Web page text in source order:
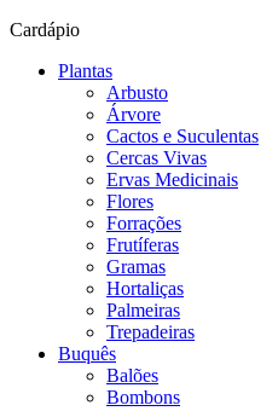
Cardápio
Plantas
Arbusto
Árvore
Cactos e Suculentas
Cercas Vivas
Ervas Medicinais
Flores
Forrações
Frutíferas
Gramas
Hortaliças
Palmeiras
Trepadeiras
Buquês
Balões
Bombons